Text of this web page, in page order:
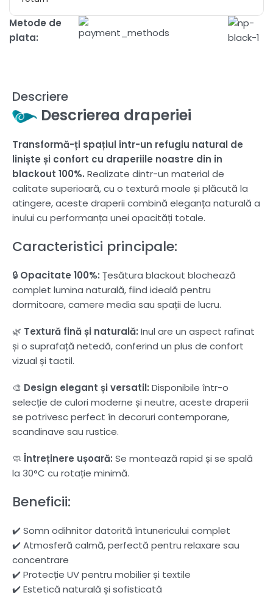
Metode de
plata:
Descriere
Descrierea draperiei
Transformă-ți spațiul într-un refugiu natural de
liniște și confort cu draperiile noastre din in
blackout 100%. Realizate dintr-un material de
calitate superioară, cu o textură moale și plăcută la
atingere, aceste draperii combină eleganța naturală a
inului cu performanța unei opacități totale.
Caracteristici principale:
🔒 Opacitate 100%: Țesătura blackout blochează
complet lumina naturală, fiind ideală pentru
dormitoare, camere media sau spații de lucru.
🌿 Textură fină și naturală: Inul are un aspect rafinat
și o suprafață netedă, conferind un plus de confort
vizual și tactil.
🎨 Design elegant și versatil: Disponibile într-o
selecție de culori moderne și neutre, aceste draperii
se potrivesc perfect în decoruri contemporane,
scandinave sau rustice.
🧼 Întreținere ușoară: Se montează rapid și se spală
la 30°C cu rotație minimă.
Beneficii:
✔️ Somn odihnitor datorită întunericului complet
✔️ Atmosferă calmă, perfectă pentru relaxare sau
concentrare
✔️ Protecție UV pentru mobilier și textile
✔️ Estetică naturală și sofisticată